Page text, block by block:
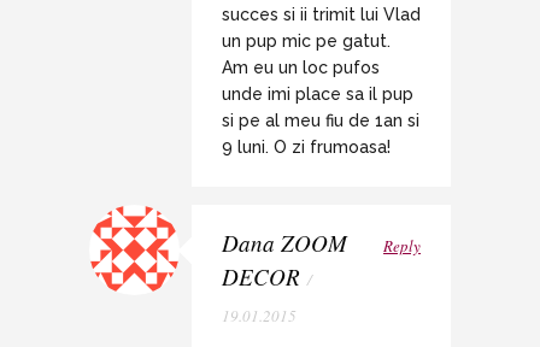
succes si ii trimit lui Vlad
un pup mic pe gatut.
Am eu un loc pufos
unde imi place sa il pup
si pe al meu fiu de 1an si
9 luni. O zi frumoasa!
Dana ZOOM
DECOR /
19.01.2015
Reply